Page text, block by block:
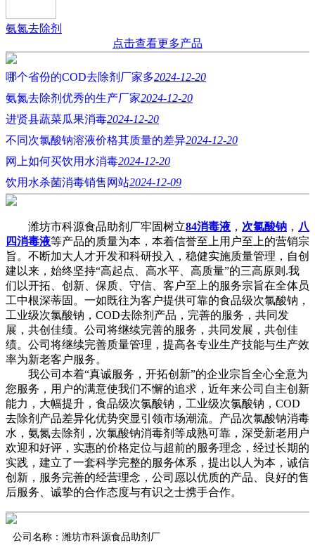
氨氮去除剂
点击查看更多产品
哪个省份的COD去除剂厂家多2024-12-20
氨氮去除剂优秀的生产厂家2024-12-20
进贤县蔬菜瓜果消毒2024-12-20
不同次氯酸钠溶液价格其质量的差异2024-12-20
网上如何买饮用水消毒2024-12-20
饮用水杀菌消毒销售网站2024-12-09
潍坊市科源食品助剂厂牢固树立84消毒液 ， 次氯酸钠 ， 八
四消毒液等产品的质量为本，本着信誉至上用户至上的营销宗
旨。不断加大人才开发和科研投入，稳健实施质量管理，自创
建以来，始终坚持“高起点、高水平、高质量”的三高原则.我
们以开拓、创新、保质、守信、客户至上的服务宗旨在全体员
工中根深蒂固。一如既往为客户提供可靠的食品级次氯酸钠，
工业级次氯酸钠，COD去除剂产品，完善的服务，共同发
展，共创佳绩。公司将继续完善的服务，共同发展，共创佳
绩。公司将继续完善质量管理，提高各专业生产技能与生产效
率为新老客户服务。
我公司本着“真诚服务，开拓创新”的企业宗旨全心全意为
您服务，用户的满意使我们不懈的追求，近年来公司自主创新
能力，大幅提升，食品级次氯酸钠，工业级次氯酸钠，COD
去除剂产品差异化优势突显引领市场潮流。产品次氯酸钠消毒
水，氨氮去除剂，次氯酸钠消毒剂等成熟可靠，深受新老用户
欢迎和好评，实惠的价格定位与超前的服务理念，经过长期的
实践，建立了一套科学完整的服务体系，提出以人为本，诚信
创新，服务完善的经营理念，公司愿以优质的产品、良好的售
后服务、诚挚的合作态度与有识之士携手合作。
公司名称：潍坊市科源食品助剂厂